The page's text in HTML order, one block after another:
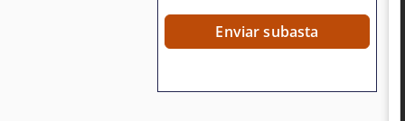
Enviar subasta